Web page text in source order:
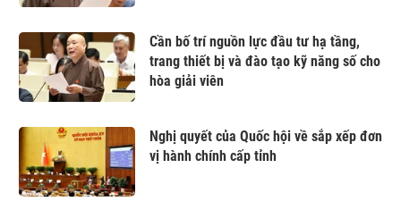
Cần bố trí nguồn lực đầu tư hạ tầng,
trang thiết bị và đào tạo kỹ năng số cho
hòa giải viên
Nghị quyết của Quốc hội về sắp xếp đơn
vị hành chính cấp tỉnh